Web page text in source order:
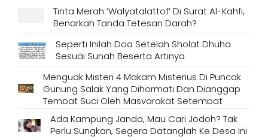
Tinta Merah ‘Walyatalattof’ Di Surat Al-Kahfi,
Benarkah Tanda Tetesan Darah?
Seperti Inilah Doa Setelah Sholat Dhuha
Sesuai Sunah Beserta Artinya
Menguak Misteri 4 Makam Misterius Di Puncak
Gunung Salak Yang Dihormati Dan Dianggap
Tempat Suci Oleh Masyarakat Setempat
Ada Kampung Janda, Mau Cari Jodoh? Tak
Perlu Sungkan, Segera Datanglah Ke Desa Ini